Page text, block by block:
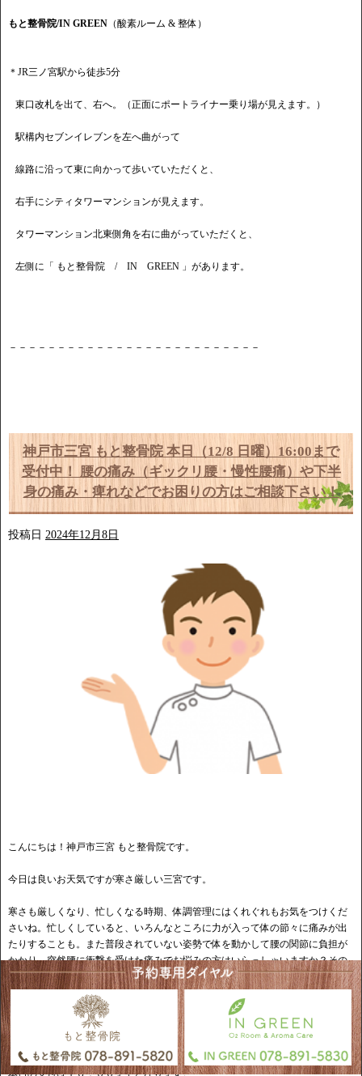
もと整骨院/IN GREEN （酸素ルーム & 整体）
＊JR三ノ宮駅から徒歩5分
東口改札を出て、右へ。（正面にポートライナー乗り場が見えます。）
駅構内セブンイレブンを左へ曲がって
線路に沿って東に向かって歩いていただくと、
右手にシティタワーマンションが見えます。
タワーマンション北東側角を右に曲がっていただくと、
左側に「 もと整骨院 / IN GREEN 」があります。
－－－－－－－－－－－－－－－－－－－－－－－－－－
神戸市三宮 もと整骨院 本日（12/8 日曜）16:00まで
受付中！ 腰の痛み（ギックリ腰・慢性腰痛）や下半
身の痛み・痺れなどでお困りの方はご相談下さい！
投稿日 2024年12月8日
こんにちは！神戸市三宮 もと整骨院です。
今日は良いお天気ですが寒さ厳しい三宮です。
寒さも厳しくなり、忙しくなる時期、体調管理にはくれぐれもお気をつけくだ
さいね。忙しくしていると、いろんなところに力が入って体の節々に痛みが出
たりすることも。また普段されていない姿勢で体を動かして腰の関節に負担が
かかり、突然腰に衝撃を受けた痛みでお悩みの方はいらっしゃいますか？その
症状は、急性腰痛症（ギックリ腰）ですので、お時間のある日曜日にケアにお
越しください。お疲れからくるお身体の痛みも、そのまま我慢せずケアをする
ことをオススメします。また、運動不足やストレスなどで腰に原因不明の痛み
や重だるさを慢性的に感じられる方、血行不良で臀部～脚まで痛みやしびれを
感じる坐骨神経痛などがある方もお待ちしております！
本日の受付は１６：００までとなります。